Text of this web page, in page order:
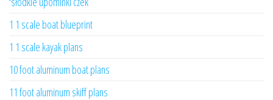
1 1 scale boat blueprint
1 1 scale kayak plans
10 foot aluminum boat plans
11 foot aluminum skiff plans